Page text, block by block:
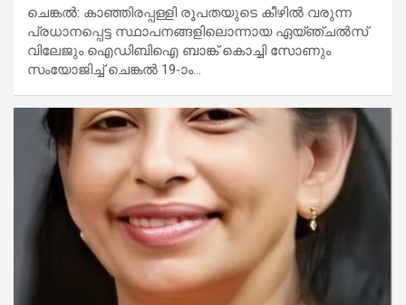
ചെങ്കൽ: കാഞ്ഞിരപ്പള്ളി രൂപതയുടെ കീഴിൽ വരുന്ന
പ്രധാനപ്പെട്ട സ്ഥാപനങ്ങളിലൊന്നായ ഏയ്ഞ്ചൽസ്
വിലേജും ഐഡിബിഐ ബാങ്ക് കൊച്ചി സോണും
സംയോജിച്ച് ചെങ്കൽ 19-ാം…